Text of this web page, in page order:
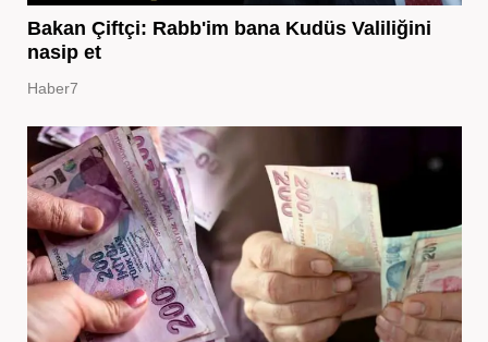
Bakan Çiftçi: Rabb'im bana Kudüs Valiliğini
nasip et
Haber7